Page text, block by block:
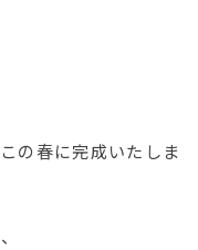
の春に完成いたしま